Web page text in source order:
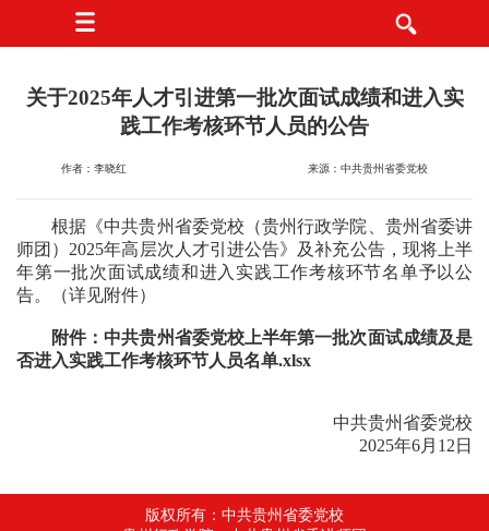
关于2025年人才引进第一批次面试成绩和进入实
践工作考核环节人员的公告
作者：李晓红 来源：中共贵州省委党校
根据《中共贵州省委党校（贵州行政学院、贵州省委讲
师团）2025年高层次人才引进公告》及补充公告，现将上半
年第一批次面试成绩和进入实践工作考核环节名单予以公
告。（详见附件）
附件： 中共贵州省委党校上半年第一批次面试成绩及是
否进入实践工作考核环节人员名单.xlsx
中共贵州省委党校
2025年6月12日
版权所有：中共贵州省委党校